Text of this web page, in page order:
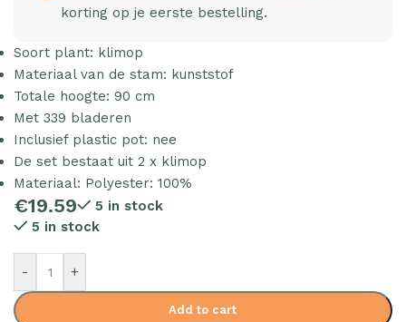
korting op je eerste bestelling.
Soort plant: klimop
Materiaal van de stam: kunststof
Totale hoogte: 90 cm
Met 339 bladeren
Inclusief plastic pot: nee
De set bestaat uit 2 x klimop
Materiaal: Polyester: 100%
€19.59
5 in stock
5 in stock
- +
Add to cart